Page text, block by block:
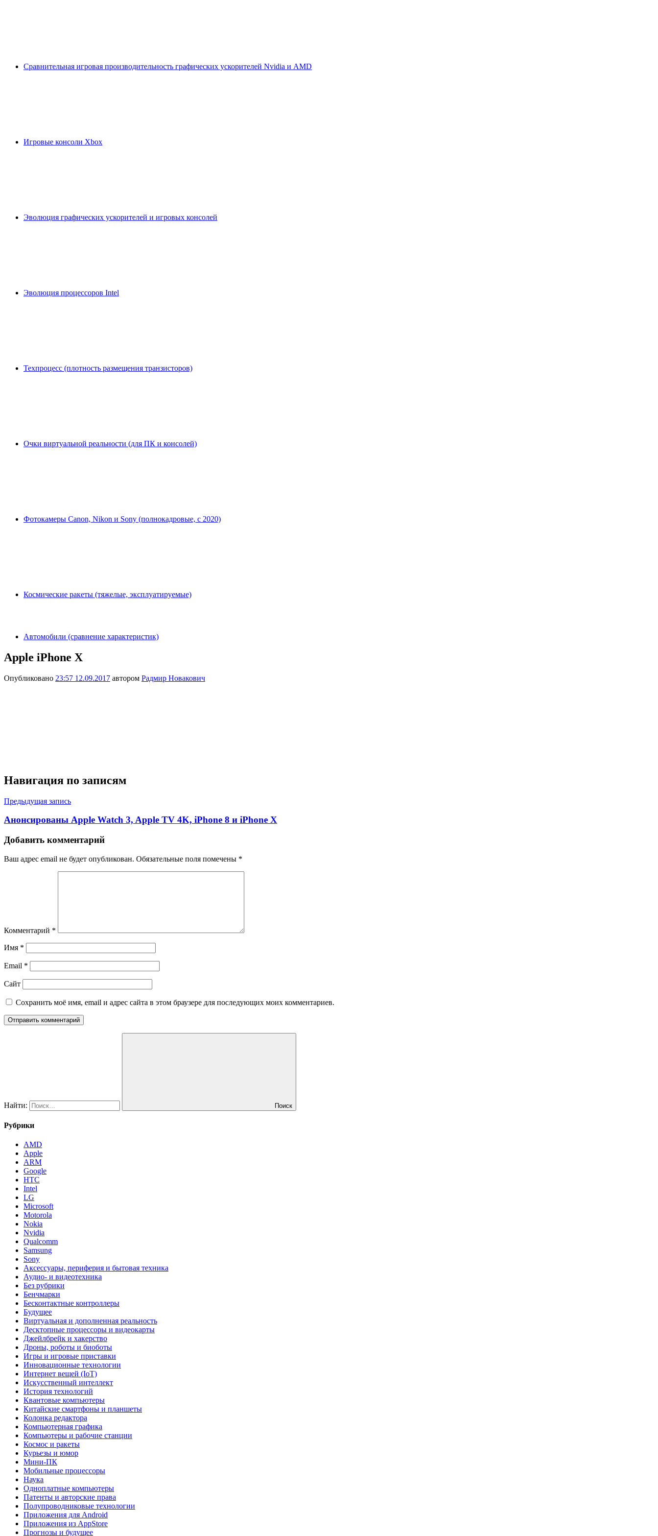
Сравнительная игровая производительность графических ускорителей Nvidia и AMD
Игровые консоли Xbox
Эволюция графических ускорителей и игровых консолей
Эволюция процессоров Intel
Техпроцесс (плотность размещения транзисторов)
Очки виртуальной реальности (для ПК и консолей)
Фотокамеры Canon, Nikon и Sony (полнокадровые, с 2020)
Космические ракеты (тяжелые, эксплуатируемые)
Автомобили (сравнение характеристик)
Apple iPhone X
Опубликовано 23:57 12.09.2017 автором Радмир Новакович
Навигация по записям
Предыдущая запись
Анонсированы Apple Watch 3, Apple TV 4K, iPhone 8 и iPhone X
Добавить комментарий
Ваш адрес email не будет опубликован. Обязательные поля помечены *
Комментарий *
Имя *
Email *
Сайт
Сохранить моё имя, email и адрес сайта в этом браузере для последующих моих комментариев.
Найти: Поиск
Рубрики
AMD
Apple
ARM
Google
HTC
Intel
LG
Microsoft
Motorola
Nokia
Nvidia
Qualcomm
Samsung
Sony
Аксессуары, периферия и бытовая техника
Аудио- и видеотехника
Без рубрики
Бенчмарки
Бесконтактные контроллеры
Будущее
Виртуальная и дополненная реальность
Десктопные процессоры и видеокарты
Джейлбрейк и хакерство
Дроны, роботы и биоботы
Игры и игровые приставки
Инновационные технологии
Интернет вещей (IoT)
Искусственный интеллект
История технологий
Квантовые компьютеры
Китайские смартфоны и планшеты
Колонка редактора
Компьютерная графика
Компьютеры и рабочие станции
Космос и ракеты
Курьезы и юмор
Мини-ПК
Мобильные процессоры
Наука
Одноплатные компьютеры
Патенты и авторские права
Полупроводниковые технологии
Приложения для Android
Приложения из AppStore
Прогнозы и будущее